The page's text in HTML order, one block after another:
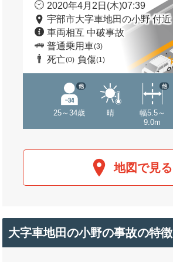
2020年4月2日(木)07:39
宇部市大字車地田の小野 付近
車両相互 中破事故
普通乗用車(3)
死亡(0) 負傷(1)
25～34歳
他
晴
幅5.5～
9.0m
他
地図で見る
大字車地田の小野の事故の特徴